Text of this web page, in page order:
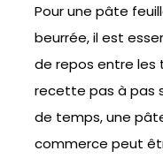
Pour une pâte
beurrée, il est
de repos entre les
recette pas à pas
de temps, une
commerce peut